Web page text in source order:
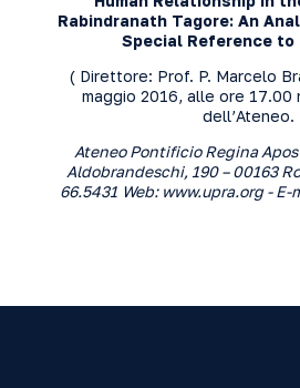
Rabindranath Tagore: An
Special Reference to
( Direttore: Prof. P. Marcelo
maggio 2016, alle ore 17.00
dell’Ateneo.
Ateneo Pontificio Regina
Aldobrandeschi, 190 – 00163
66.5431 Web: www.upra.org -